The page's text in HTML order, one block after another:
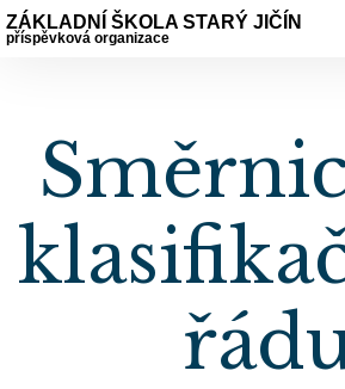
ZÁKLADNÍ ŠKOLA STARÝ JIČÍN
příspěvková organizace